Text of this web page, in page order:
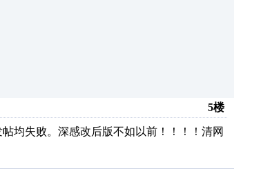
5楼
均失败。深感改后版不如以前！！！！清网